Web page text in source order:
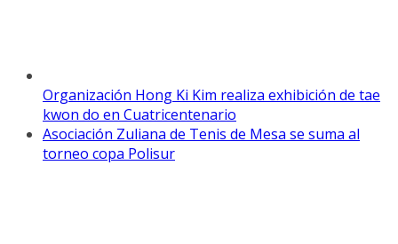
Organización Hong Ki Kim realiza exhibición de tae
kwon do en Cuatricentenario
Asociación Zuliana de Tenis de Mesa se suma al
torneo copa Polisur